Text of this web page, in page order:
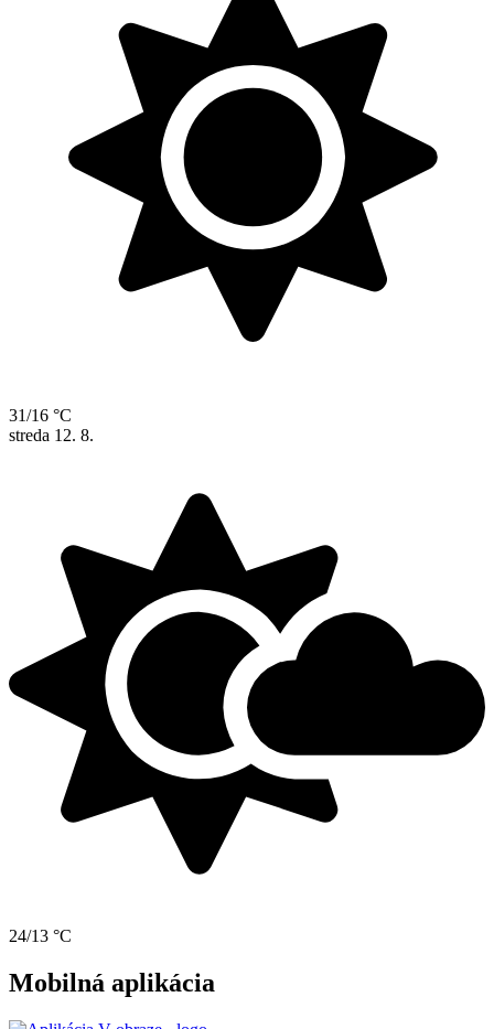
31/16 °C
streda 12. 8.
24/13 °C
Mobilná aplikácia